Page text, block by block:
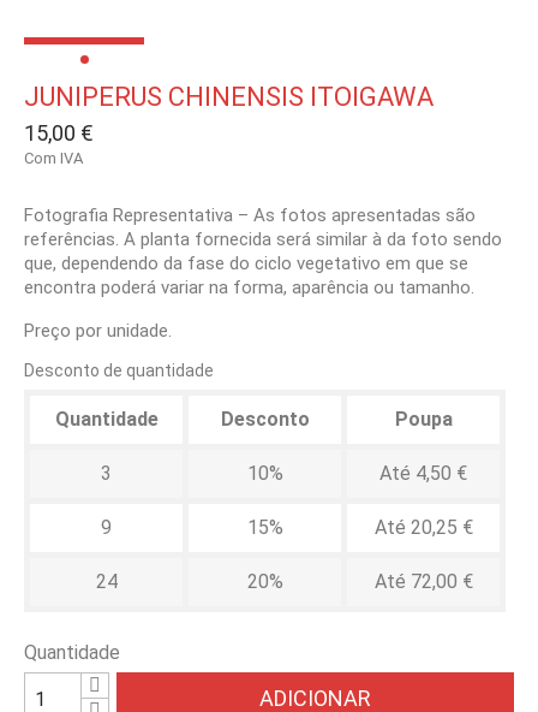
JUNIPERUS CHINENSIS ITOIGAWA
15,00 €
Com IVA
Fotografia Representativa – As fotos apresentadas são
referências. A planta fornecida será similar à da foto sendo
que, dependendo da fase do ciclo vegetativo em que se
encontra poderá variar na forma, aparência ou tamanho.
Preço por unidade.
Desconto de quantidade
Quantidade Desconto Poupa
3 10% Até 4,50 €
9 15% Até 20,25 €
24 20% Até 72,00 €
Quantidade
ADICIONAR